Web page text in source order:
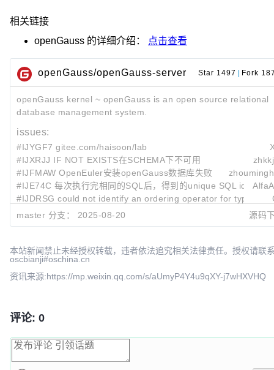
相关链接
openGauss 的详细介绍： 点击查看
openGauss/openGauss-server Star 1497 | Fork
openGauss kernel ~ openGauss is an open source relational
database management system.
issues:
#IJYGF7 gitee.com/haisoon/lab
#IJXRJJ IF NOT EXISTS在SCHEMA下不可用
#IJFMAW OpenEuler安装openGauss数据库失败
#IJE74C 每次执行完相同的SQL后，得到的unique SQL id 却不
#IJDRSG could not identify an ordering operator for type xid
最近提交:
opengauss_bot 2025-08-20
73c119f1
merge ustore_repair into master
opengauss_bot
2025-08-19
76eeb350
merge to_number into master
master 分支： 2025-08-20 源码
本站新闻禁止未经授权转载，违者依法追究相关法律责任。授权请联
oscbianji#oschina.cn
资讯来源:https://mp.weixin.qq.com/s/aUmyP4Y4u9qXY-j7wHXVHQ
评论: 0